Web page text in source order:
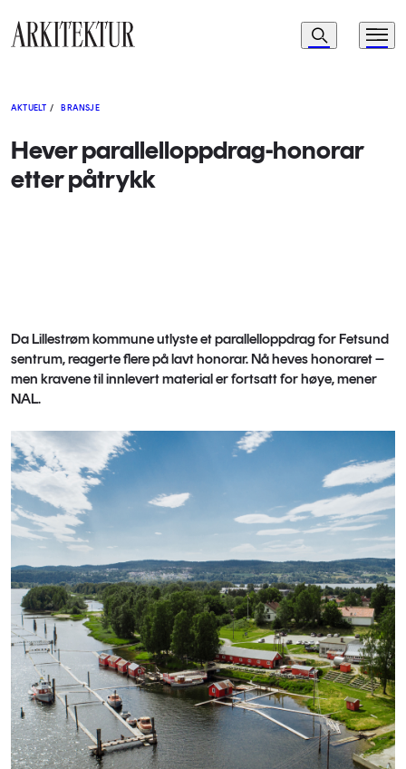
Navigasjon
Søk Meny
AKTUELT / BRANSJE
Hever parallelloppdrag-honorar
etter påtrykk
Da Lillestrøm kommune utlyste et parallelloppdrag for Fetsund
sentrum, reagerte flere på lavt honorar. Nå heves honoraret –
men kravene til innlevert material er fortsatt for høye, mener
NAL.